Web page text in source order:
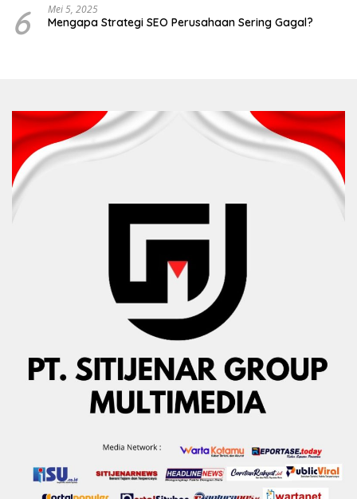
6 Mei 5, 2025
Mengapa Strategi SEO Perusahaan Sering Gagal?